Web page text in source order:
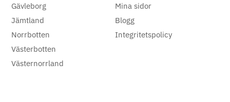
Gävleborg
Jämtland
Norrbotten
Västerbotten
Västernorrland
Mina sidor
Blogg
Integritetspolicy